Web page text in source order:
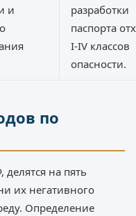
и
разработки
паспорта
I-IV классов
опасности.
по
на пять
их негативного
Определение